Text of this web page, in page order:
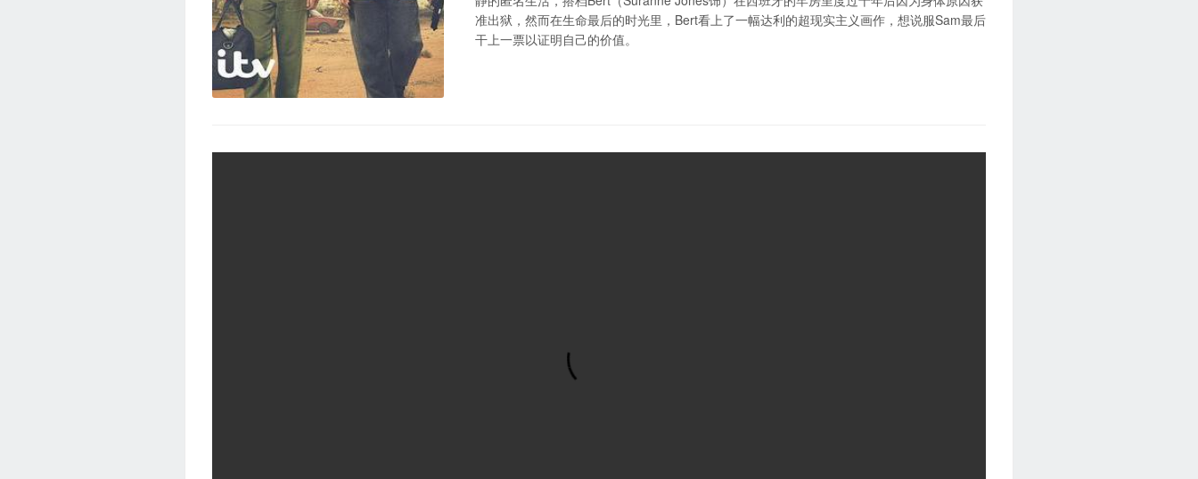
准出狱，然而在生命最后的时光里，Bert看上了一幅达利的超现实主义画作，想说服Sam最后
干上一票以证明自己的价值。